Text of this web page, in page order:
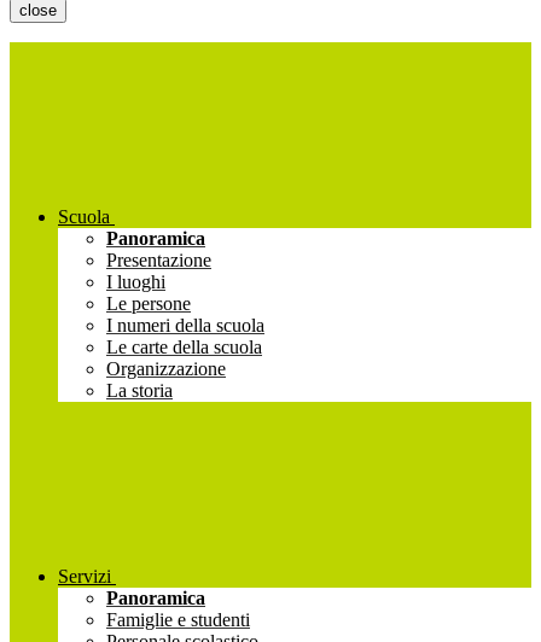
close
Scuola
Panoramica
Presentazione
I luoghi
Le persone
I numeri della scuola
Le carte della scuola
Organizzazione
La storia
Servizi
Panoramica
Famiglie e studenti